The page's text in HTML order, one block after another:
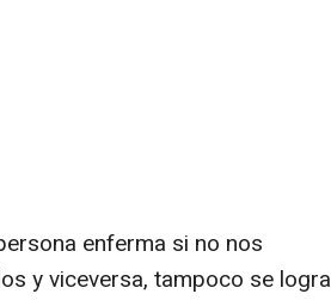
enferma si no nos
y viceversa, tampoco se logra